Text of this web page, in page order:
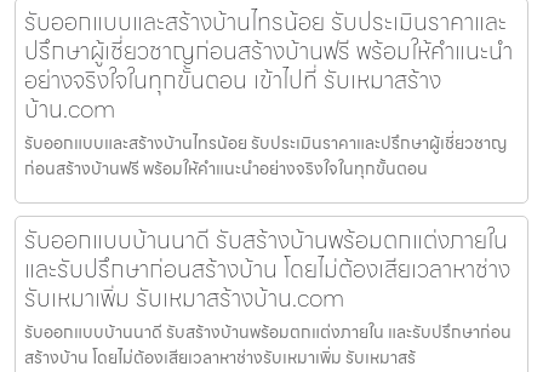
รับออกแบบและสร้างบ้านไทรน้อย รับประเมินราคาและ
ปรึกษาผู้เชี่ยวชาญก่อนสร้างบ้านฟรี พร้อมให้คำแนะนำ
อย่างจริงใจในทุกขั้นตอน เข้าไปที่ รับเหมาสร้าง
บ้าน.com
รับออกแบบและสร้างบ้านไทรน้อย รับประเมินราคาและปรึกษาผู้เชี่ยวชาญ
ก่อนสร้างบ้านฟรี พร้อมให้คำแนะนำอย่างจริงใจในทุกขั้นตอน
รับออกแบบบ้านนาดี รับสร้างบ้านพร้อมตกแต่งภายใน
และรับปรึกษาก่อนสร้างบ้าน โดยไม่ต้องเสียเวลาหาช่าง
รับเหมาเพิ่ม รับเหมาสร้างบ้าน.com
รับออกแบบบ้านนาดี รับสร้างบ้านพร้อมตกแต่งภายใน และรับปรึกษาก่อน
สร้างบ้าน โดยไม่ต้องเสียเวลาหาช่างรับเหมาเพิ่ม รับเหมาสร้